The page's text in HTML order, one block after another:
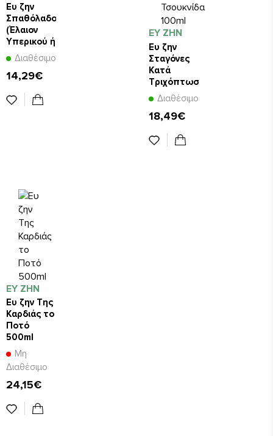
Ευ ζην
Σπαθόλαδο
(Έλαιον
Υπερικού ή
Βάλσαμο)
100ml
Διαθέσιμο
14,29€
ΕΥ ΖΗΝ
Ευ ζην
Σταγόνες
Κατά
Τριχόπτωσης
Άγρια
Κολλιτσίδα
& Άγρια
100ml
Διαθέσιμο
18,49€
ΕΥ ΖΗΝ
Ευ ζην Της
Καρδιάς το
Ποτό
500ml
Μη
Διαθέσιμο
24,15€